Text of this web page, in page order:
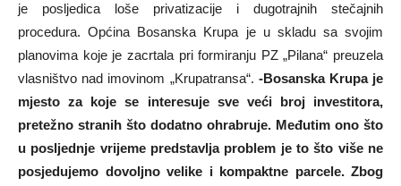
je posljedica loše privatizacije i dugotrajnih stečajnih
procedura. Općina Bosanska Krupa je u skladu sa svojim
planovima koje je zacrtala pri formiranju PZ „Pilana“ preuzela
vlasništvo nad imovinom „Krupatransa“. -Bosanska Krupa je
mjesto za koje se interesuje sve veći broj investitora,
pretežno stranih što dodatno ohrabruje. Međutim ono što
u posljednje vrijeme predstavlja problem je to što više ne
posjedujemo dovoljno velike i kompaktne parcele. Zbog